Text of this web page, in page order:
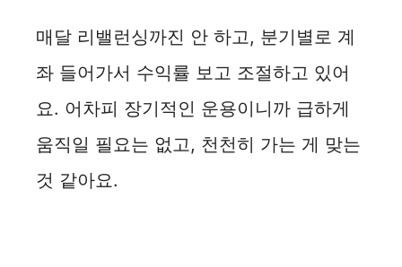
매달 리밸런싱까진 안 하고, 분기별로 계
좌 들어가서 수익률 보고 조절하고 있어
요. 어차피 장기적인 운용이니까 급하게
움직일 필요는 없고, 천천히 가는 게 맞는
것 같아요.